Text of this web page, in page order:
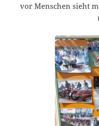
vor Menschen sieht